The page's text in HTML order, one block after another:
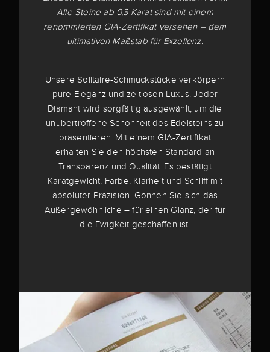
Alle Steine ab 0,3 Karat sind mit einem
renommierten GIA-Zertifikat versehen – dem
ultimativen Maßstab für Exzellenz.
Unsere Solitaire-Schmuckstücke verkörpern
pure Eleganz und zeitlosen Luxus. Jeder
Diamant wird sorgfältig ausgewählt, um die
unübertroffene Schönheit des Edelsteins zu
präsentieren. Mit einem GIA-Zertifikat
erhalten Sie den höchsten Standard an
Transparenz und Qualität: Es bestätigt
Karatgewicht, Farbe, Klarheit und Schliff mit
absoluter Präzision. Gönnen Sie sich das
Außergewöhnliche – für einen Glanz, der für
die Ewigkeit geschaffen ist.